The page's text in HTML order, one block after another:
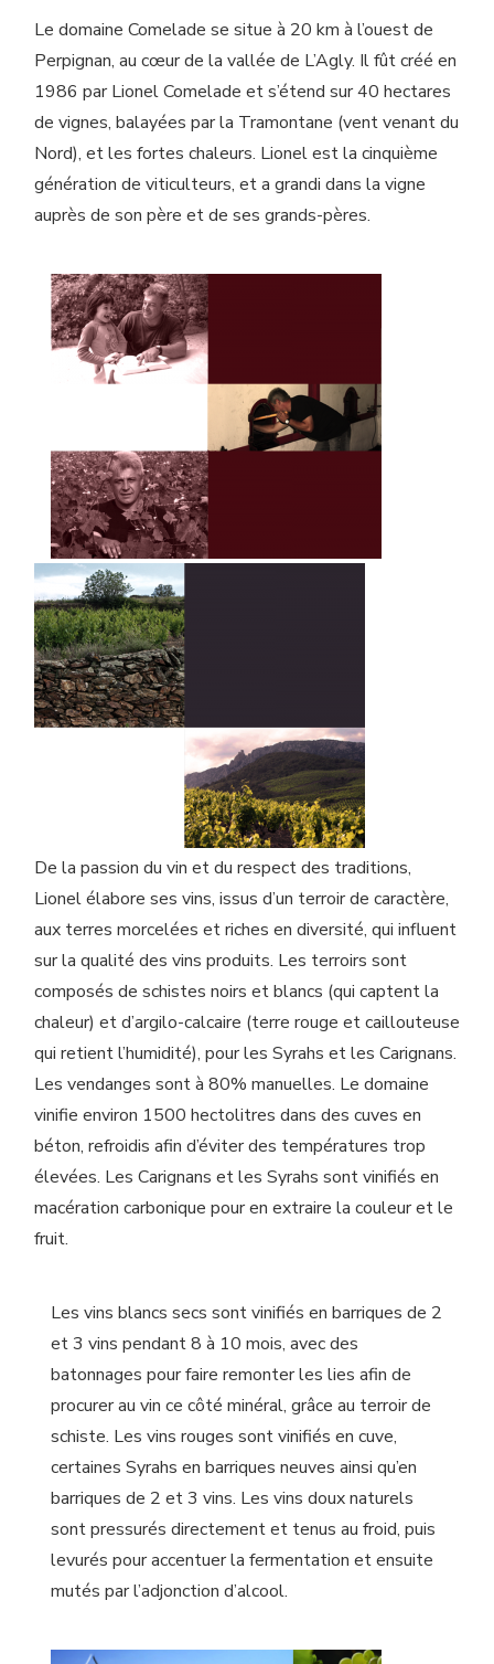
Le domaine Comelade se situe à 20 km à l’ouest de
Perpignan, au cœur de la vallée de L’Agly. Il fût créé en
1986 par Lionel Comelade et s’étend sur 40 hectares
de vignes, balayées par la Tramontane (vent venant du
Nord), et les fortes chaleurs. Lionel est la cinquième
génération de viticulteurs, et a grandi dans la vigne
auprès de son père et de ses grands-pères.
De la passion du vin et du respect des traditions,
Lionel élabore ses vins, issus d’un terroir de caractère,
aux terres morcelées et riches en diversité, qui influent
sur la qualité des vins produits. Les terroirs sont
composés de schistes noirs et blancs (qui captent la
chaleur) et d’argilo-calcaire (terre rouge et caillouteuse
qui retient l’humidité), pour les Syrahs et les Carignans.
Les vendanges sont à 80% manuelles. Le domaine
vinifie environ 1500 hectolitres dans des cuves en
béton, refroidis afin d’éviter des températures trop
élevées. Les Carignans et les Syrahs sont vinifiés en
macération carbonique pour en extraire la couleur et le
fruit.
Les vins blancs secs sont vinifiés en barriques de 2
et 3 vins pendant 8 à 10 mois, avec des
batonnages pour faire remonter les lies afin de
procurer au vin ce côté minéral, grâce au terroir de
schiste. Les vins rouges sont vinifiés en cuve,
certaines Syrahs en barriques neuves ainsi qu’en
barriques de 2 et 3 vins. Les vins doux naturels
sont pressurés directement et tenus au froid, puis
levurés pour accentuer la fermentation et ensuite
mutés par l’adjonction d’alcool.